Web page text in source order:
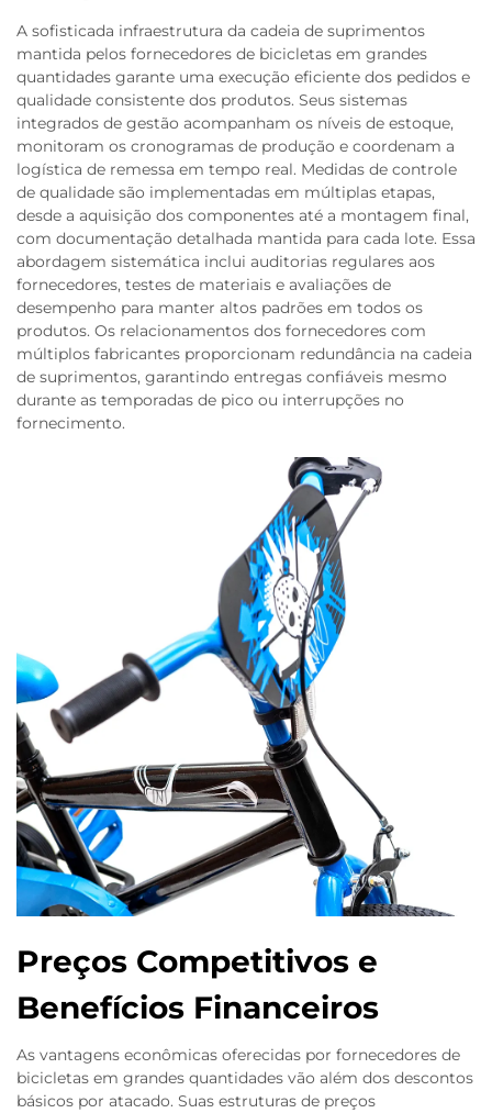
A sofisticada infraestrutura da cadeia de suprimentos
mantida pelos fornecedores de bicicletas em grandes
quantidades garante uma execução eficiente dos pedidos e
qualidade consistente dos produtos. Seus sistemas
integrados de gestão acompanham os níveis de estoque,
monitoram os cronogramas de produção e coordenam a
logística de remessa em tempo real. Medidas de controle
de qualidade são implementadas em múltiplas etapas,
desde a aquisição dos componentes até a montagem final,
com documentação detalhada mantida para cada lote. Essa
abordagem sistemática inclui auditorias regulares aos
fornecedores, testes de materiais e avaliações de
desempenho para manter altos padrões em todos os
produtos. Os relacionamentos dos fornecedores com
múltiplos fabricantes proporcionam redundância na cadeia
de suprimentos, garantindo entregas confiáveis mesmo
durante as temporadas de pico ou interrupções no
fornecimento.
Preços Competitivos e
Benefícios Financeiros
As vantagens econômicas oferecidas por fornecedores de
bicicletas em grandes quantidades vão além dos descontos
básicos por atacado. Suas estruturas de preços